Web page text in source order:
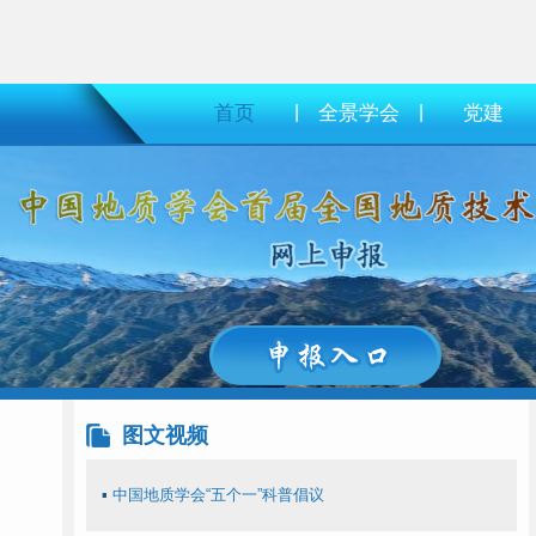
首页 | 全景学会 | 党建
图文视频
▪ 中国地质学会“五个一”科普倡议